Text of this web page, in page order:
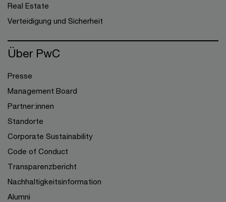
Real Estate
Verteidigung und Sicherheit
Über PwC
Presse
Management Board
Partner:innen
Standorte
Corporate Sustainability
Code of Conduct
Transparenzbericht
Nachhaltigkeitsinformation
Alumni